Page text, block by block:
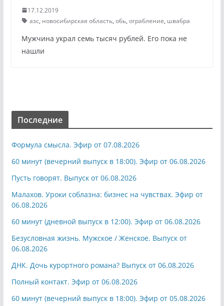
17.12.2019
азс, новосибирская область, обь, ограбление, швабра
Мужчина украл семь тысяч рублей. Его пока не
нашли
Последние
Формула смысла. Эфир от 07.08.2026
60 минут (вечерний выпуск в 18:00). Эфир от 06.08.2026
Пусть говорят. Выпуск от 06.08.2026
Малахов. Уроки соблазна: бизнес на чувствах. Эфир от
06.08.2026
60 минут (дневной выпуск в 12:00). Эфир от 06.08.2026
Безусловная жизнь. Мужское / Женское. Выпуск от
06.08.2026
ДНК. Дочь курортного романа? Выпуск от 06.08.2026
Полный контакт. Эфир от 06.08.2026
60 минут (вечерний выпуск в 18:00). Эфир от 05.08.2026